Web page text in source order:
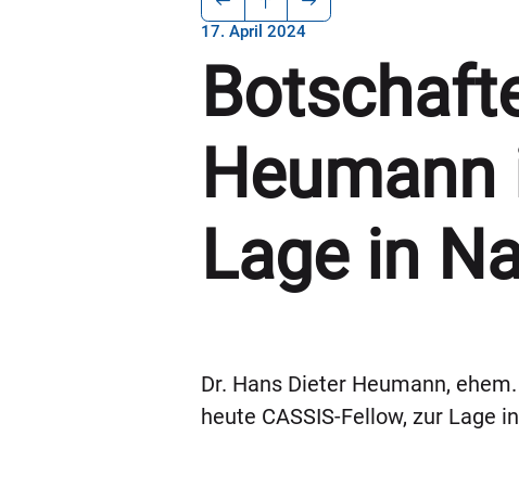
17. April 2024
Lage in
Dr. Hans Dieter Heumann,
heute CASSIS-Fellow, zur Lage